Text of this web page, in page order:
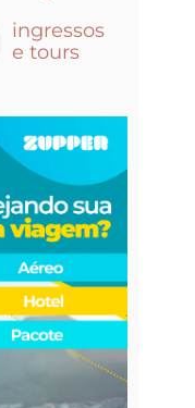
ingressos
e tours